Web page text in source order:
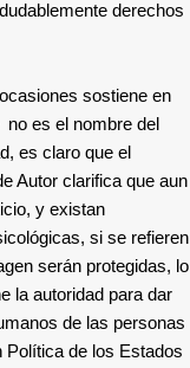
derechos
sostiene en
es el nombre del
es claro que el
Autor clarifica que aun
y existan
si se refieren
serán protegidas, lo
la autoridad para dar
de las personas
Política de los Estados